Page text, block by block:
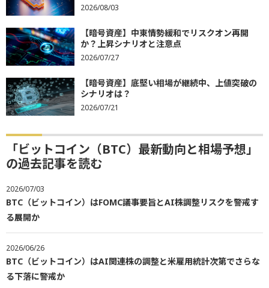
2026/08/03
【暗号資産】中東情勢緩和でリスクオン再開
か？上昇シナリオと注意点
2026/07/27
【暗号資産】底堅い相場が継続中、上値突破の
シナリオは？
2026/07/21
「ビットコイン（BTC）最新動向と相場予想」
の過去記事を読む
2026/07/03
BTC（ビットコイン）はFOMC議事要旨とAI株調整リスクを警戒す
る展開か
2026/06/26
BTC（ビットコイン）はAI関連株の調整と米雇用統計次第でさらな
る下落に警戒か